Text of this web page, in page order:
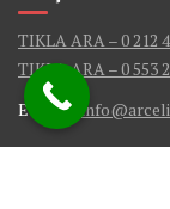
TIKLA ARA – 0 212
TIKLA ARA – 0 553
E-Mail :